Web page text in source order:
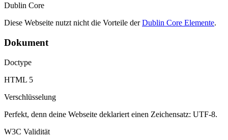
Dublin Core
Diese Webseite nutzt nicht die Vorteile derDublin Core Elemente.
Dokument
Doctype
HTML 5
Verschlüsselung
Perfekt, denn deine Webseite deklariert einen Zeichensatz: UTF-8.
W3C Validität